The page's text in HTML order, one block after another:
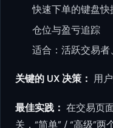
快速下单的键盘快
仓位与盈亏追踪
适合：活跃交易
关键的 UX 决策： 用
最佳实践： 在交易页
关，“简单” / “高级”两